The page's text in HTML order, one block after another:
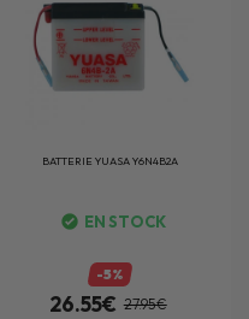
BATTERIE YUASA Y6N4B2A
EN STOCK
-5%
26.55€ 27.95€